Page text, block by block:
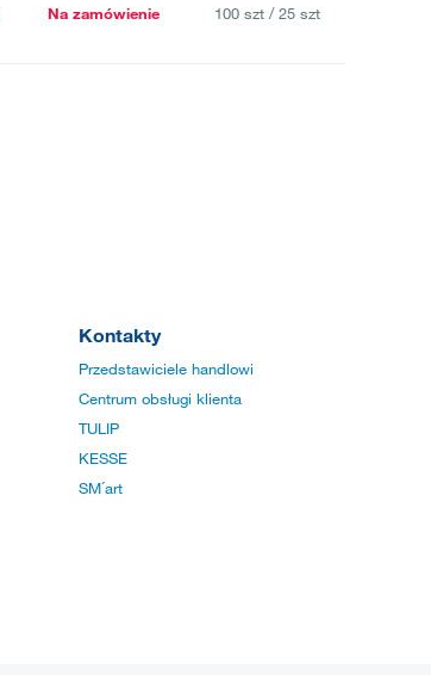
Na zamówienie 100 szt / 25 szt
Kontakty
Przedstawiciele handlowi
Centrum obsługi klienta
TULIP
KESSE
SM´art